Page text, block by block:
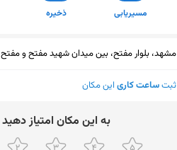
مسیریابی ذخیره
مشهد، بلوار مفتح، بین میدان شهید مفتح و مفتح 40 (محله‌ی گلشور)
ثبتساعت کاری این مکان
ﺑﻪ اﯾﻦ ﻣﮑﺎن اﻣﺘﯿﺎز دﻫﯿﺪ